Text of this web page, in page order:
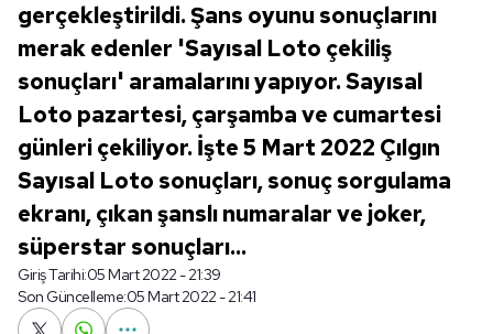
gerçekleştirildi. Şans oyunu sonuçlarını
merak edenler 'Sayısal Loto çekiliş
sonuçları' aramalarını yapıyor. Sayısal
Loto pazartesi, çarşamba ve cumartesi
günleri çekiliyor. İşte 5 Mart 2022 Çılgın
Sayısal Loto sonuçları, sonuç sorgulama
ekranı, çıkan şanslı numaralar ve joker,
süperstar sonuçları...
Giriş Tarihi:05 Mart 2022 - 21:39
Son Güncelleme:05 Mart 2022 - 21:41